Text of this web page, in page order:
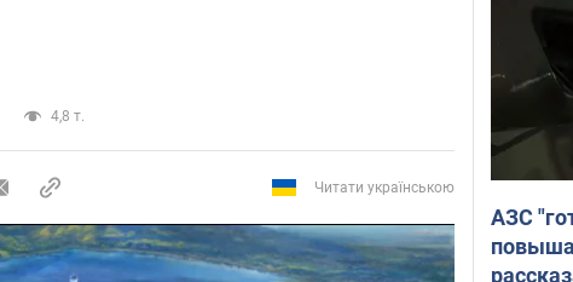
4,8 т.
Читати українською
АЗС